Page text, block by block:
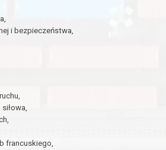
i bezpieczeństwa,
francuskiego,